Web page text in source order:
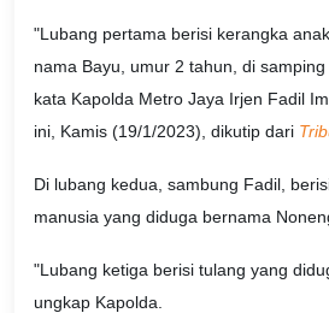
"Lubang pertama berisi kerangka
nama Bayu, umur 2 tahun, di
kata Kapolda Metro Jaya Irjen Fadil
ini, Kamis (19/1/2023), dikutip dari
Di lubang kedua, sambung Fadil,
manusia yang diduga bernama
"Lubang ketiga berisi tulang yang
ungkap Kapolda.